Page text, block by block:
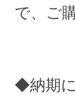
で、ご
◆納期